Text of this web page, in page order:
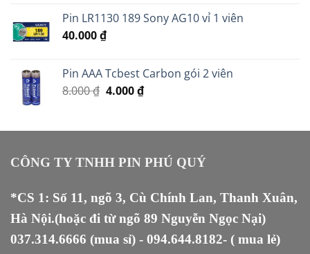
Pin LR1130 189 Sony AG10 vỉ 1 viên
40.000₫
Pin AAA Tcbest Carbon gói 2 viên
8.000₫ Giá
8.000 ₫.
4.000₫Giá
là:
CÔNG TY TNHH PIN PHÚ QUÝ
*CS 1: Số 11, ngõ 3, Cù Chính Lan, Thanh Xuân,
Hà Nội.(hoặc đi từ ngõ 89 Nguyễn Ngọc Nại)
037.314.6666 (mua sỉ) - 094.644.8182- ( mua lẻ)